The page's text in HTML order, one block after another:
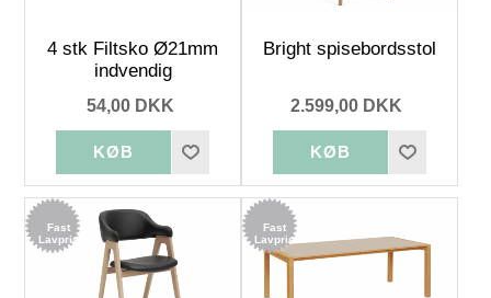
4 stk Filtsko Ø21mm
indvendig
54,00 DKK
Bright spisebordsstol
2.599,00 DKK
Fast
Lavpris
Fast
Lavpris